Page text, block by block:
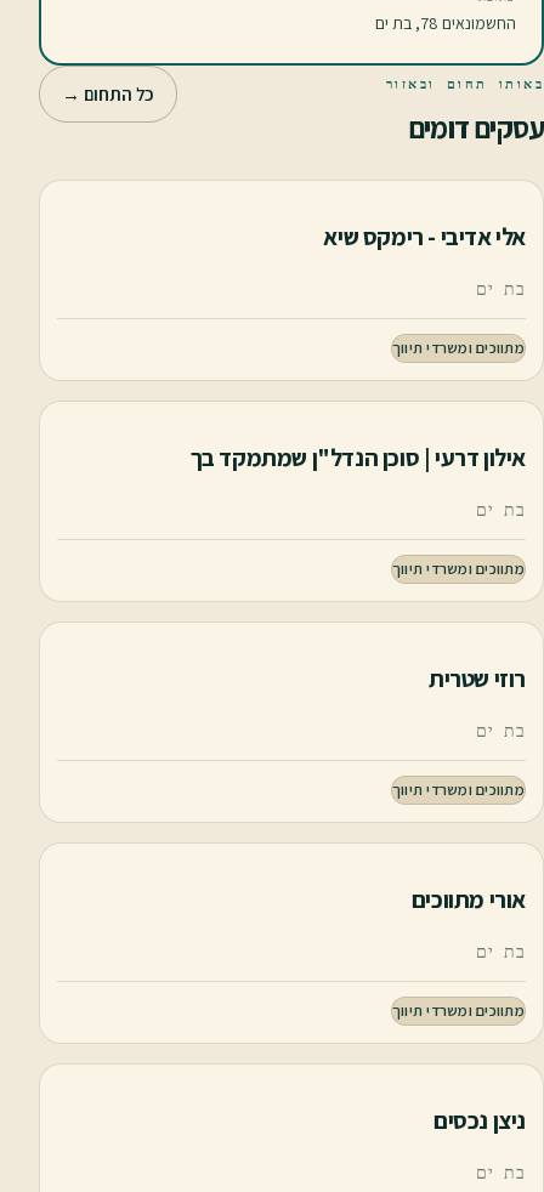
החשמונאים 78, בת ים
באותו תחום ובאזור
עסקים דומים
כל התחום →
אלי אדיבי - רימקס שיא
בת ים
מתווכים ומשרדי תיווך
אילון דרעי | סוכן הנדל"ן שמתמקד בך
בת ים
מתווכים ומשרדי תיווך
רוזי שטרית
בת ים
מתווכים ומשרדי תיווך
אורי מתווכים
בת ים
מתווכים ומשרדי תיווך
ניצן נכסים
בת ים